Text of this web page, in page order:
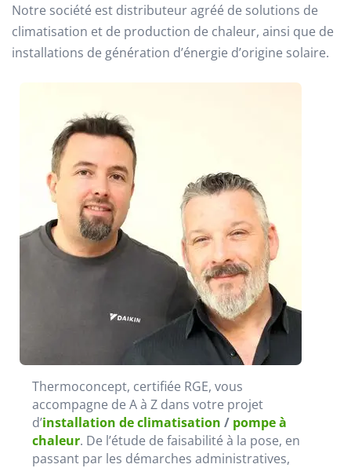
Notre société est distributeur agréé de solutions de
climatisation et de production de chaleur, ainsi que de
installations de génération d’énergie d’origine solaire.
Thermoconcept, certifiée RGE, vous
accompagne de A à Z dans votre projet
d’installation de climatisation / pompe à
chaleur. De l’étude de faisabilité à la pose, en
passant par les démarches administratives,